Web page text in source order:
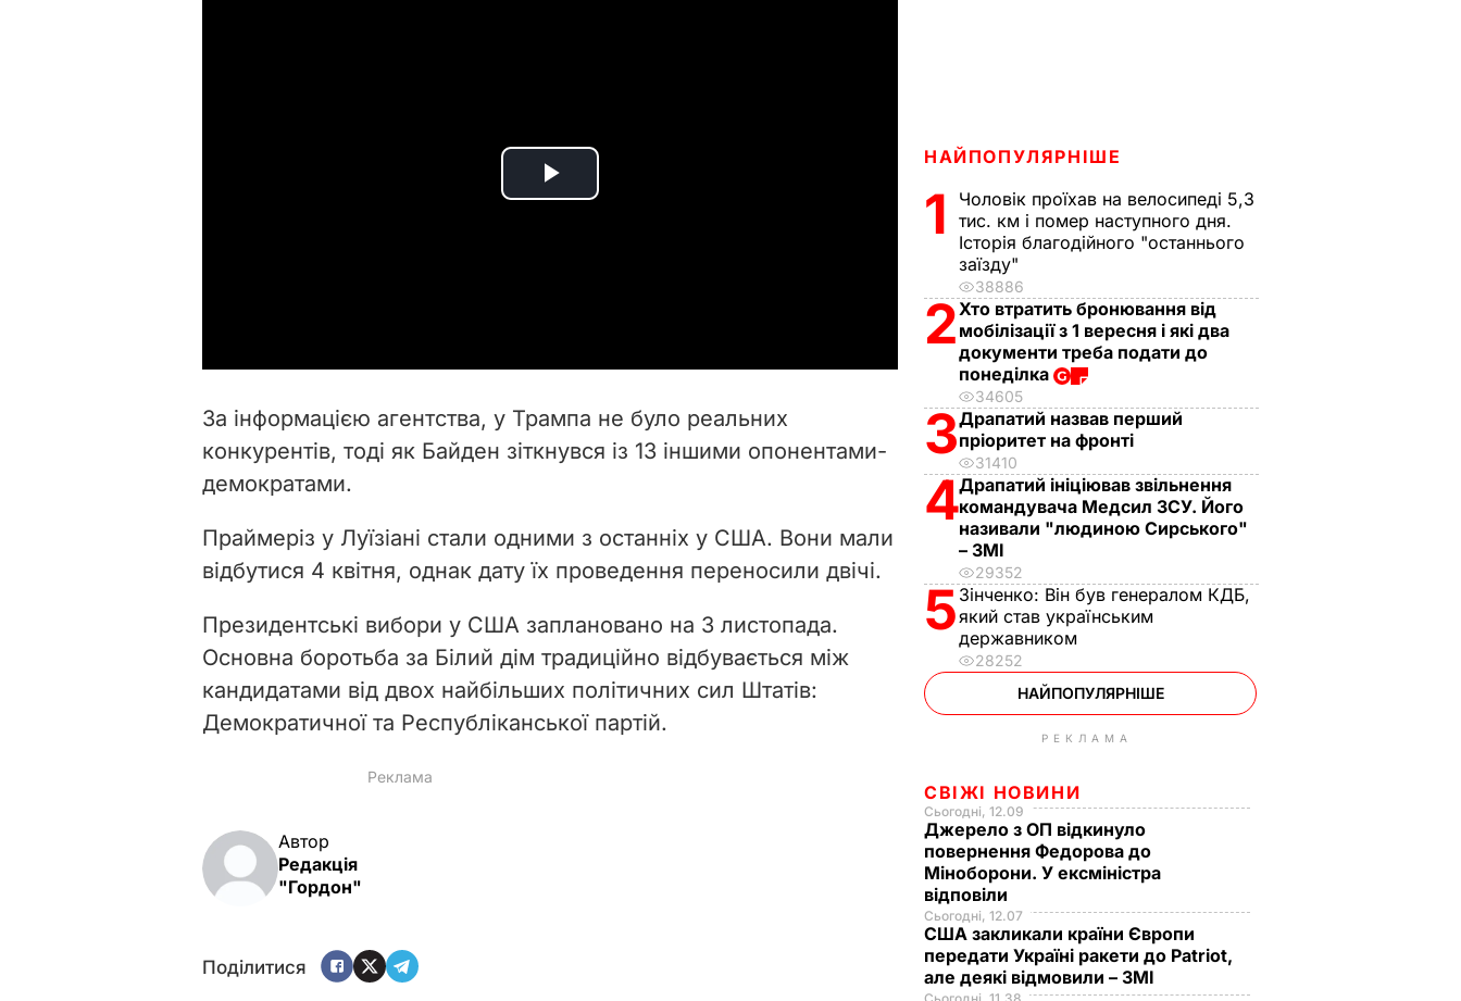
P
i
e
o
За інформацією агентства, у Трампа не було реальних
конкурентів, тоді як Байден зіткнувся із 13 іншими опонентами-
демократами.
Праймеріз у Луїзіані стали одними з останніх у США. Вони мали
відбутися 4 квітня, однак дату їх проведення переносили двічі.
Президентські вибори у США заплановано на 3 листопада.
Основна боротьба за Білий дім традиційно відбувається між
кандидатами від двох найбільших політичних сил Штатів:
Демократичної та Республіканської партій.
Автор
Редакція
"Гордон"
Поділитися
НАЙПОПУЛЯРНІШЕ
1
Чоловік проїхав на велосипеді 5,3
тис. км і помер наступного дня.
Історія благодійного "останнього
заїзду"
38886
2Хто втратить бронювання від
мобілізації з 1 вересня і які два
документи треба подати до
понеділка
34605
3Драпатий назвав перший
пріоритет на фронті
31410
4Драпатий ініціював звільнення
командувача Медсил ЗСУ. Його
називали "людиною Сирського"
– ЗМІ
29352
5 Зінченко: Він був генералом КДБ,
який став українським
державником
28252
НАЙПОПУЛЯРНІШЕ
РЕКЛАМА
СВІЖІ НОВИНИ
Сьогодні, 12.09
Джерело з ОП відкинуло
повернення Федорова до
Міноборони. У ексміністра
відповіли
Сьогодні, 12.07
США закликали країни Європи
передати Україні ракети до Patriot,
але деякі відмовили – ЗМІ